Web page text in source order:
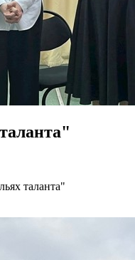
таланта"